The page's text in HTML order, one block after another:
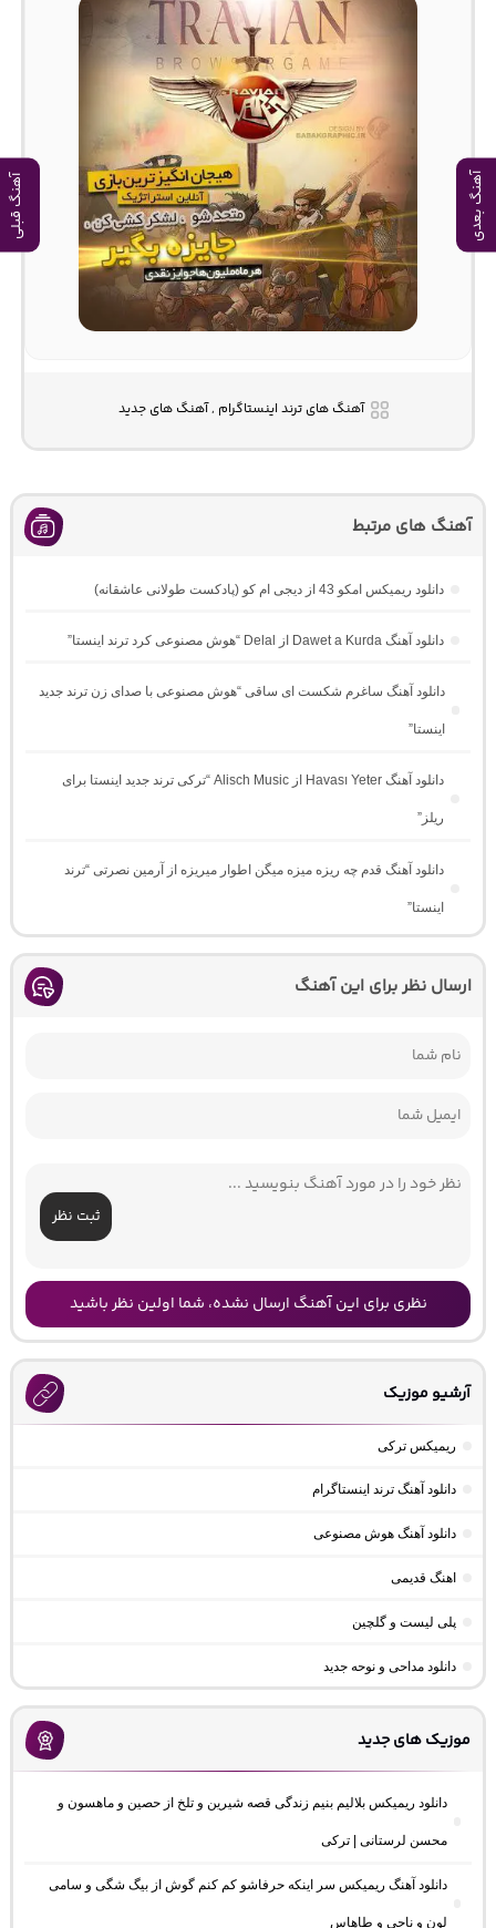
آهنگ بعدی آهنگ قبلی
آهنگ های ترند اینستاگرام , آهنگ های جدید
آهنگ های مرتبط
دانلود ریمیکس امکو 43 از دیجی ام کو (پادکست طولانی عاشقانه)
دانلود آهنگ Dawet a Kurda از Delal “هوش مصنوعی کرد ترند اینستا”
دانلود آهنگ ساغرم شکست ای ساقی “هوش مصنوعی با صدای زن ترند جدید
اینستا”
دانلود آهنگ Havası Yeter از Alisch Music “ترکی ترند جدید اینستا برای
ریلز”
دانلود آهنگ ﻗﺪم ﭼﻪ رﻳﺰه ﻣﻴﺰه ﻣﻴﮕﻦ اﻃﻮار ﻣﻴﺮﻳﺰه از آرمین نصرتی “ترند
اینستا”
ارسال نظر برای این آهنگ
ثبت نظر
نظری برای این آهنگ ارسال نشده، شما اولین نظر باشید
آرشیو موزیک
ریمیکس ترکی
دانلود آهنگ ترند اینستاگرام
دانلود آهنگ هوش مصنوعی
اهنگ قدیمی
پلی لیست و گلچین
دانلود مداحی و نوحه جدید
موزیک های جدید
دانلود ریمیکس بلالیم بنیم زندگی قصه شیرین و تلخ از حصین و ماهسون و
محسن لرستانی | ترکی
دانلود آهنگ ریمیکس سر اینکه حرفاشو کم کنم گوش از بیگ شگی و سامی
لون و ناجی و طاهاس